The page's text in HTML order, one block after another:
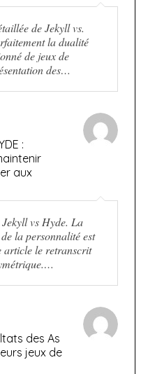
de Jekyll vs.
la dualité
de jeux de
des…
:
aux
vs Hyde. La
la personnalité est
article le retranscrit
des As
jeux de